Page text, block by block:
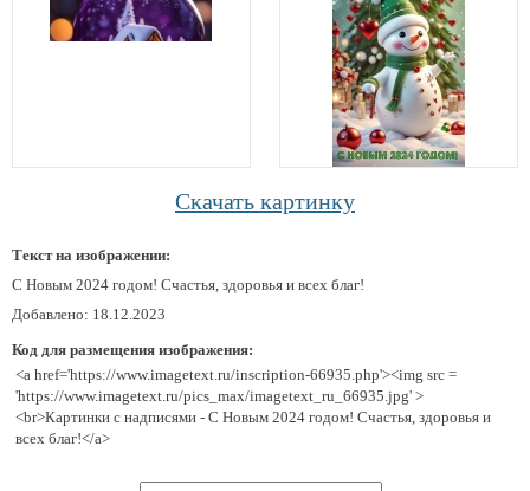
Скачать картинку
Текст на изображении:
С Новым 2024 годом! Счастья, здоровья и всех благ!
Добавлено: 18.12.2023
Код для размещения изображения:
<a href='https://www.imagetext.ru/inscription-66935.php'><img src =
'https://www.imagetext.ru/pics_max/imagetext_ru_66935.jpg' >
<br>Картинки с надписями - С Новым 2024 годом! Счастья, здоровья и
всех благ!</a>